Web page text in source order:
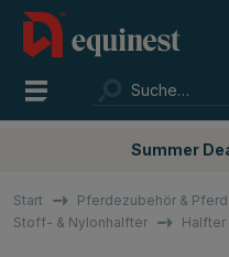
Summer
Start Pferdezubehör &
Stoff- & Nylonhalfter
Halfter